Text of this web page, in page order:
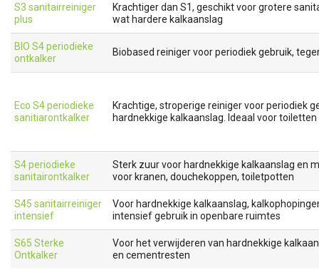
S3 sanitairreiniger
plus
Krachtiger dan S1, geschikt voor grotere
wat hardere kalkaanslag
BIO S4 periodieke
ontkalker
Biobased reiniger voor periodiek gebruik,
Eco S4 periodieke
sanitiarontkalker
Krachtige, stroperige reiniger voor periodiek
hardnekkige kalkaanslag. Ideaal voor toiletten
S4 periodieke
sanitairontkalker
Sterk zuur voor hardnekkige kalkaanslag en
voor kranen, douchekoppen, toiletpotten
S45 sanitairreiniger
intensief
Voor hardnekkige kalkaanslag,
intensief gebruik in openbare ruimtes
S65 Sterke
Ontkalker
Voor het verwijderen van hardnekkige
en cementresten